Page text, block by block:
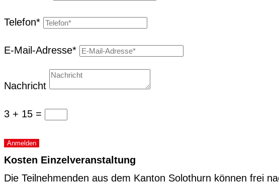
Tele­fon*
E‑Mail-Adresse*
Nachricht
3 + 15 =
Anmelden
Kosten Einzelver­anstal­tung
Die Teil­nehmenden aus dem Kan­ton Solothurn kön­nen frei